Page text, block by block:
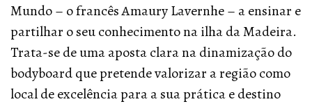
Mundo – o francês Amaury Lavernhe – a ensinar e
partilhar o seu conhecimento na ilha da Madeira.
Trata-se de uma aposta clara na dinamização do
bodyboard que pretende valorizar a região como
local de excelência para a sua prática e destino